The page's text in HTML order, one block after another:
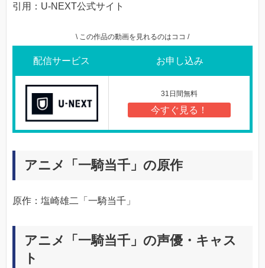
引用：U-NEXT公式サイト
\ この作品の動画を見れるのはココ /
配信サービス お申し込み
31日間無料
今すぐ見る！
アニメ「一騎当千」の原作
原作：塩崎雄二「一騎当千」
アニメ「一騎当千」の声優・キャス
ト